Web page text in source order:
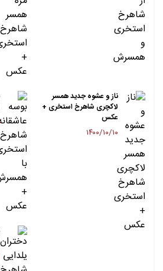
ناز و عشوه جدید همسر
لاکچری شاهرخ استخری +
عکس
۱۴۰۰/۱۰/۱۰